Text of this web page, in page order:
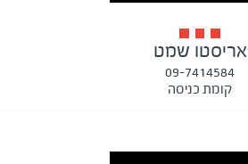
אריסטו שמט
09-7414584
קומת כניסה